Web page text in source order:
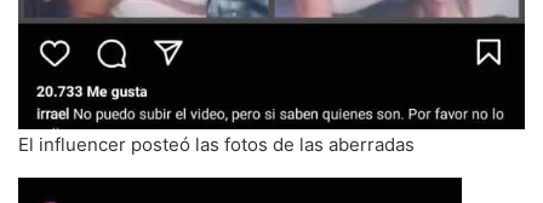
El influencer posteó las fotos de las aberradas